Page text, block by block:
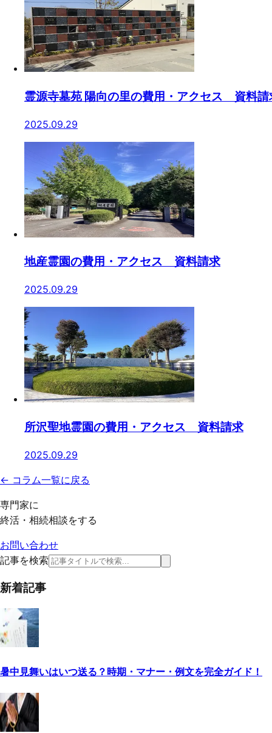
霊源寺墓苑 陽向の里の費用・アクセス 資料請
2025.09.29
地産霊園の費用・アクセス 資料請求
2025.09.29
所沢聖地霊園の費用・アクセス 資料請求
2025.09.29
← コラム一覧に戻る
専門家に
終活・相続相談をする
お問い合わせ
記事を検索
新着記事
暑中見舞いはいつ送る？時期・マナー・例文を完全ガイド！